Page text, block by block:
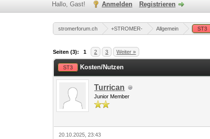
Hallo, Gast! Anmelden Registrieren
stromerforum.ch +STROMER- Allgemein ST3
Seiten (3): 1 2 3 Weiter »
0 Bewertung(en) - 0 im Durchschnitt
1
2
3
4
5
ST3 Kosten/Nutzen
Turrican
Junior Member
20.10.2025, 23:43